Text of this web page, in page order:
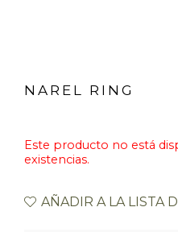
NAREL RING
Este producto no está
existencias.
AÑADIR A LA LISTA